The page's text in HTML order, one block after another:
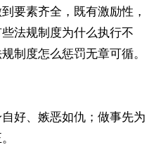
要素齐全，既有激励性，
法规制度为什么执行不
制度怎么惩罚无章可循。
好、嫉恶如仇；做事先为